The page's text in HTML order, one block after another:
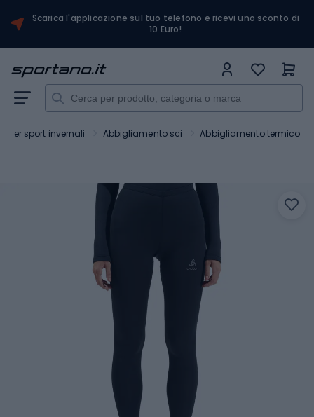
Scarica l'applicazione sul tuo telefono e ricevi uno sconto di
10 Euro!
per sport invernali Abbigliamento sci Abbigliamento termico